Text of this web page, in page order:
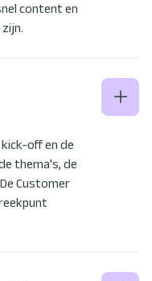
content en
off en de
thema's, de
Customer